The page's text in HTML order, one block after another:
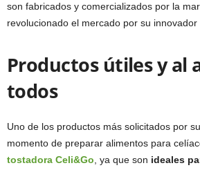
son fabricados y comercializados por la
revolucionado el mercado por su
Productos útiles y al
todos
Uno de los productos más solicitados por
momento de preparar alimentos para
tostadora Celi&Go, ya que son ideales